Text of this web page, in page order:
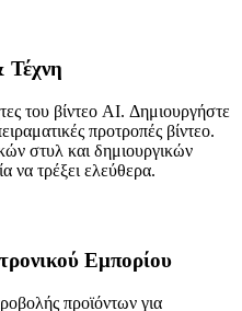
Τέχνη
του βίντεο AI. Δημιουργήστε
προτροπές βίντεο.
στυλ και δημιουργικών
να τρέξει ελεύθερα.
Εμπορίου
προϊόντων για